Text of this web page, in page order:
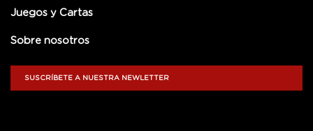
Juegos y Cartas
Sobre nosotros
SUSCRÍBETE A NUESTRA NEWLETTER